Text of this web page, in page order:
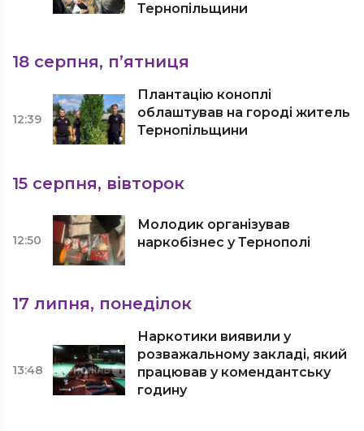
Тернопільщини
18 серпня, п’ятниця
12:39
Плантацію коноплі
облаштував на городі житель
Тернопільщини
15 серпня, вівторок
12:50
Молодик організував
наркобізнес у Тернополі
17 липня, понеділок
13:48
Наркотики виявили у
розважальному закладі, який
працював у комендантську
годину